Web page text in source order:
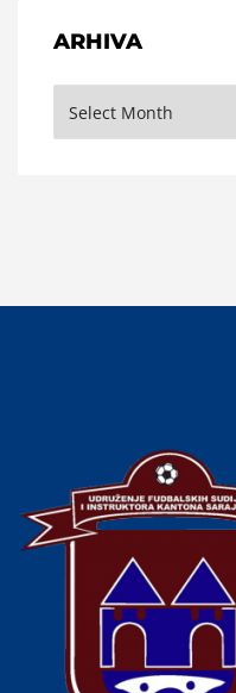
ARHIVA